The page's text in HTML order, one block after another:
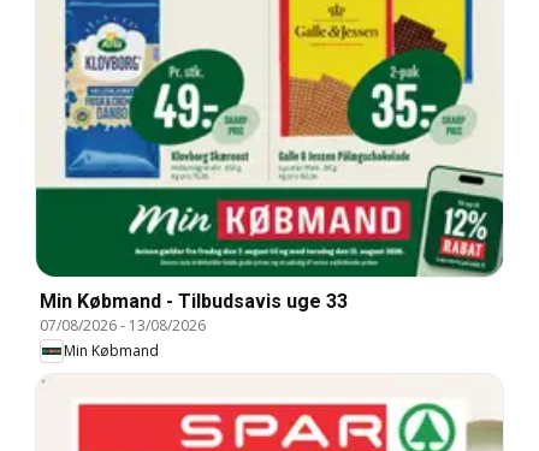
Min Købmand - Tilbudsavis uge 33
07/08/2026- 13/08/2026
Min Købmand